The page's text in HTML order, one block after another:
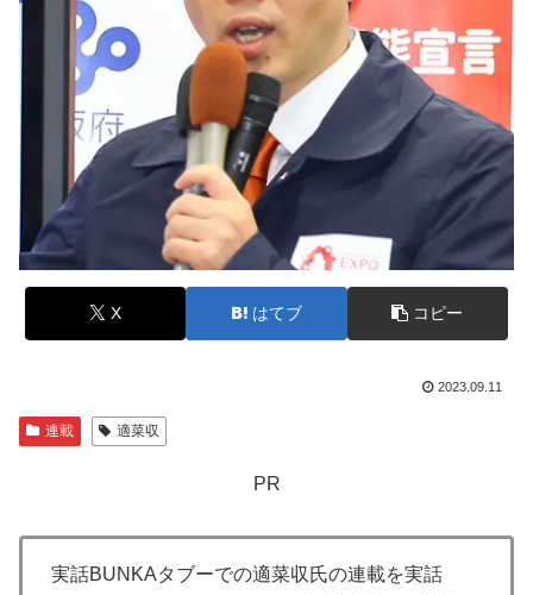
X はてブ コピー
2023.09.11
連載 適菜収
PR
実話BUNKAタブーでの適菜収氏の連載を実話